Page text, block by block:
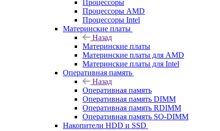
Процессоры
Процессоры AMD
Процессоры Intel
Материнские платы
Назад
Материнские платы
Материнские платы для AMD
Материнские платы для Intel
Оперативная память
Назад
Оперативная память
Оперативная память DIMM
Оперативная память RDIMM
Оперативная память SO-DIMM
Накопители HDD и SSD